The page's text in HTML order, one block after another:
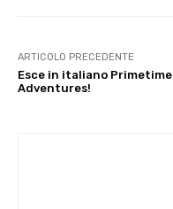
ARTICOLO PRECEDENTE
Esce in italiano Primetime
Adventures!